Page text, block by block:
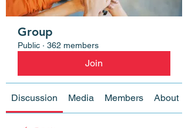
Group
Public · 362 members
Join
Discussion Media Members About